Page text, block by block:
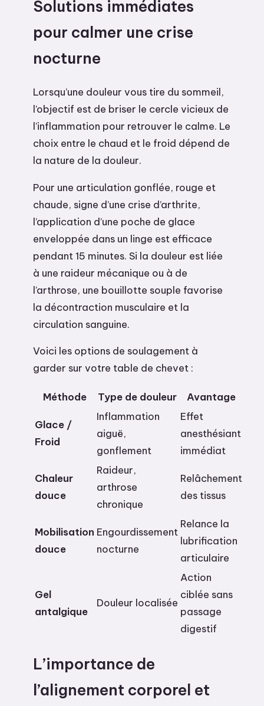
Solutions immédiates
pour calmer une crise
nocturne
Lorsqu’une douleur vous tire du sommeil,
l’objectif est de briser le cercle vicieux de
l’inflammation pour retrouver le calme. Le
choix entre le chaud et le froid dépend de
la nature de la douleur.
Pour une articulation gonflée, rouge et
chaude, signe d’une crise d’arthrite,
l’application d’une poche de glace
enveloppée dans un linge est efficace
pendant 15 minutes. Si la douleur est liée
à une raideur mécanique ou à de
l’arthrose, une bouillotte souple favorise
la décontraction musculaire et la
circulation sanguine.
Voici les options de soulagement à
garder sur votre table de chevet :
Méthode Type de douleur Avantage
Glace /
Froid
Inflammation
aiguë,
gonflement
Effet
anesthésiant
immédiat
Chaleur
douce
Raideur,
arthrose
chronique
Relâchement
des tissus
Mobilisation
douce
Engourdissement
nocturne
Relance la
lubrification
articulaire
Gel
antalgique
Douleur localisée
Action
ciblée sans
passage
digestif
L’importance de
l’alignement corporel et